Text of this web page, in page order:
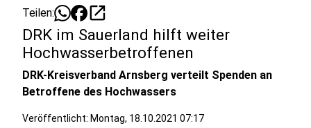
Teilen: open_in_new
DRK im Sauerland hilft weiter
Hochwasserbetroffenen
DRK-Kreisverband Arnsberg verteilt Spenden an
Betroffene des Hochwassers
Veröffentlicht: Montag, 18.10.2021 07:17